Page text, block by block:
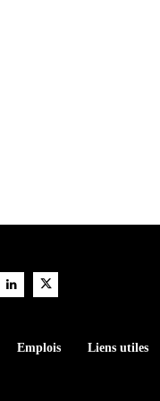
Emplois Liens utiles